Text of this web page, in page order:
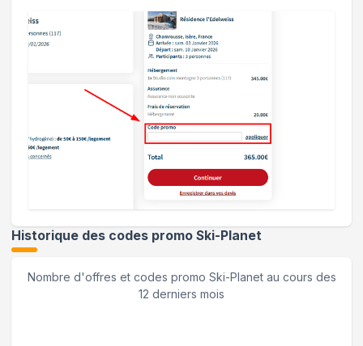
Historique des codes promo Ski-Planet
Nombre d'offres et codes promo Ski-Planetau cours des
12 derniers mois